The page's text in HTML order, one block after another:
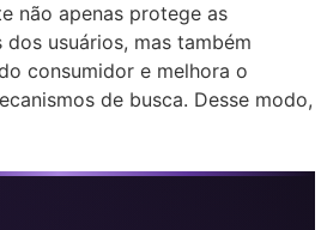
não apenas protege as
usuários, mas também
consumidor e melhora o
de busca. Desse modo,